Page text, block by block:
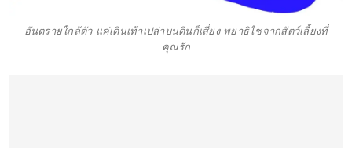
อันตรายใกล้ตัว แค่เดินเท้าเปล่าบนดินก็เสี่ยง พยาธิไชจากสัตว์เลี้ยงที่
คุณรัก